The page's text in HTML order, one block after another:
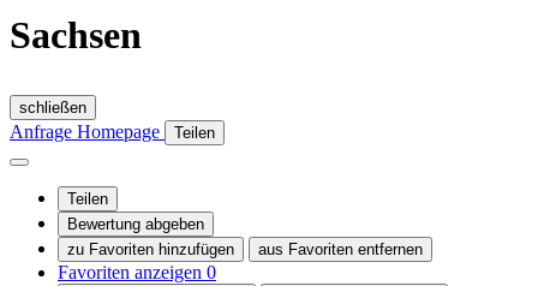
Sachsen
schließen
Anfrage Homepage Teilen
Teilen
Bewertung abgeben
zu Favoriten hinzufügen
aus Favoriten entfernen
Favoriten anzeigen 0